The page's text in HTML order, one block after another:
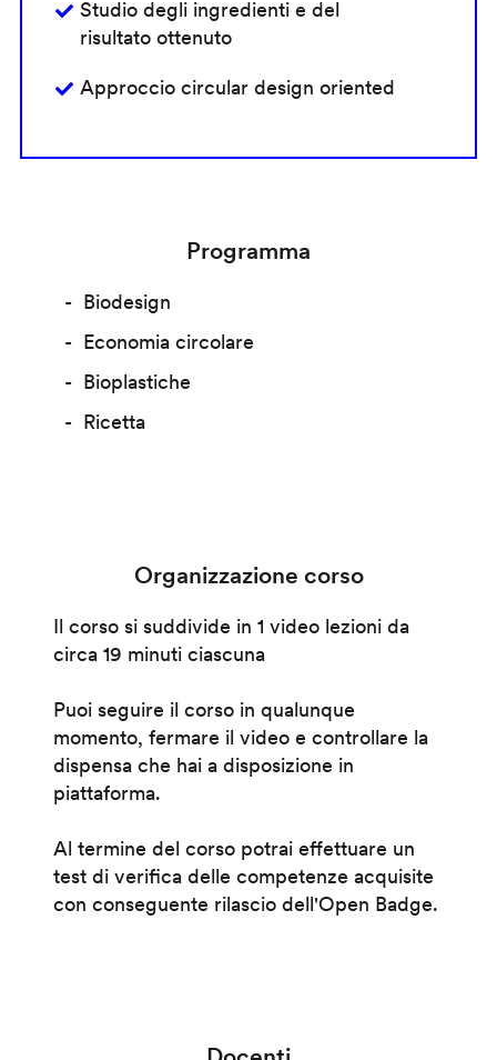
Studio degli ingredienti e del
risultato ottenuto
Approccio circular design oriented
Programma
Biodesign
Economia circolare
Bioplastiche
Ricetta
Organizzazione corso
Il corso si suddivide in 1 video lezioni da
circa 19 minuti ciascuna
Puoi seguire il corso in qualunque
momento, fermare il video e controllare la
dispensa che hai a disposizione in
piattaforma.
Al termine del corso potrai effettuare un
test di verifica delle competenze acquisite
con conseguente rilascio dell'Open Badge.